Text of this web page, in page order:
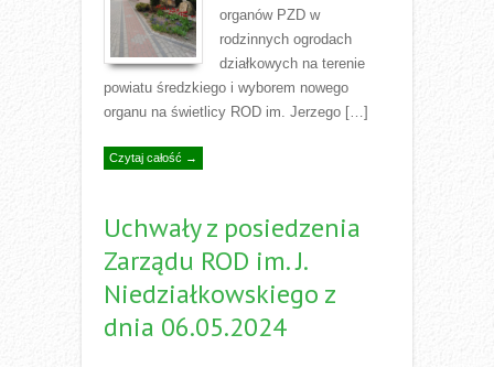
organów PZD w
rodzinnych ogrodach
działkowych na terenie
powiatu średzkiego i wyborem nowego
organu na świetlicy ROD im. Jerzego […]
Czytaj całość →
Uchwały z posiedzenia
Zarządu ROD im. J.
Niedziałkowskiego z
dnia 06.05.2024